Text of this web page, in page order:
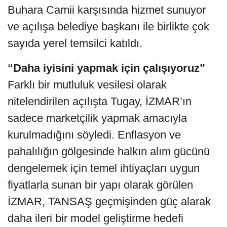
Buhara Camii karşısında hizmet sunuyor
ve açılışa belediye başkanı ile birlikte çok
sayıda yerel temsilci katıldı.
“Daha iyisini yapmak için çalışıyoruz”
Farklı bir mutluluk vesilesi olarak
nitelendirilen açılışta Tugay, İZMAR’ın
sadece marketçilik yapmak amacıyla
kurulmadığını söyledi. Enflasyon ve
pahalılığın gölgesinde halkın alım gücünü
dengelemek için temel ihtiyaçları uygun
fiyatlarla sunan bir yapı olarak görülen
İZMAR, TANSAŞ geçmişinden güç alarak
daha ileri bir model geliştirme hedefi